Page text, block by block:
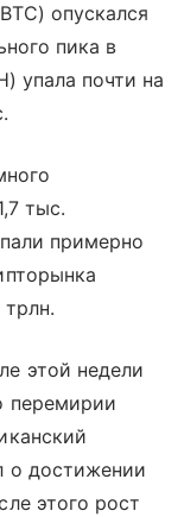
опускался
пика в
упала почти на
тыс.
примерно
этой недели
перемирии
о достижении
этого рост